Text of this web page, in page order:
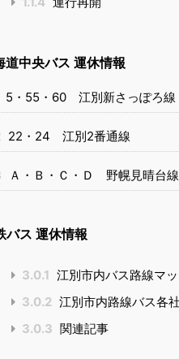
道中央バス 運休情報
5・55・60 江別新さっぽろ線
22・24 江別2番通線
Ａ・Ｂ・Ｃ・Ｄ 野幌見晴台線
バス 運休情報
3.0.1 江別市内バス路線マ
3.0.2 江別市内路線バス各
3.0.3 関連記事